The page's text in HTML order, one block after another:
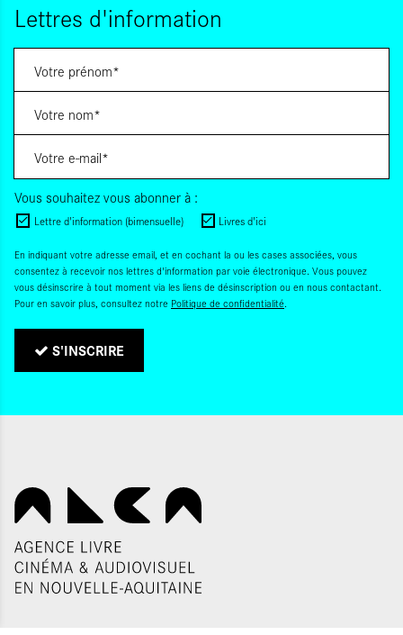
Lettres d'information
Vous souhaitez vous abonner à :
Lettre d'information (bimensuelle) Livres d'ici
En indiquant votre adresse email, et en cochant la ou les cases associées, vous
consentez à recevoir nos lettres d'information par voie électronique. Vous pouvez
vous désinscrire à tout moment via les liens de désinscription ou en nous contactant.
Pour en savoir plus, consultez notre Politique de confidentialité.
S'INSCRIRE